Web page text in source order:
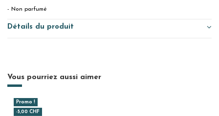
- Non parfumé
Détails du produit
Vous pourriez aussi aimer
Promo !
-5,00 CHF